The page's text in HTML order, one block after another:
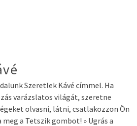
Szeretlek Kávé címmel. Ha
varázslatos világát, szeretne
olvasni, látni, csatlakozzon Ön
a Tetszik gombot! » Ugrás a